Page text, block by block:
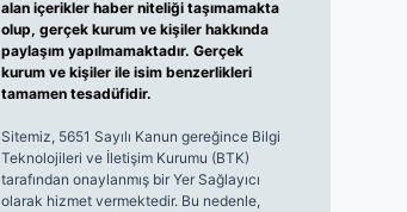
alan içerikler haber niteliği taşımamakta
olup, gerçek kurum ve kişiler hakkında
paylaşım yapılmamaktadır. Gerçek
kurum ve kişiler ile isim benzerlikleri
tamamen tesadüfidir.
Sitemiz, 5651 Sayılı Kanun gereğince Bilgi
Teknolojileri ve İletişim Kurumu (BTK)
tarafından onaylanmış bir Yer Sağlayıcı
olarak hizmet vermektedir. Bu nedenle,